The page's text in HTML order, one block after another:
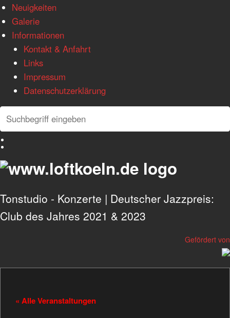
Neuigkeiten
Galerie
Informationen
Kontakt & Anfahrt
Links
Impressum
Datenschutzerklärung
Search
Search
Tonstudio - Konzerte | Deutscher Jazzpreis:
Club des Jahres 2021 & 2023
Gefördert von
« Alle Veranstaltungen